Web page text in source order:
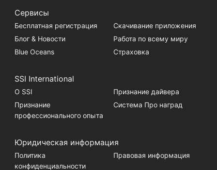
Сервисы
Бесплатная регистрация
Скачивание приложения
Блог & Новости
Работа по всему миру
Blue Oceans
Страховка
SSI International
О SSI
Признание дайвера
Признание
профессионального опыта
Система Про наград
Юридическая информация
Политика
конфиденциальности
Правовая информация